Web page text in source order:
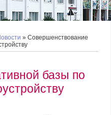
» Совершенствование
базы по